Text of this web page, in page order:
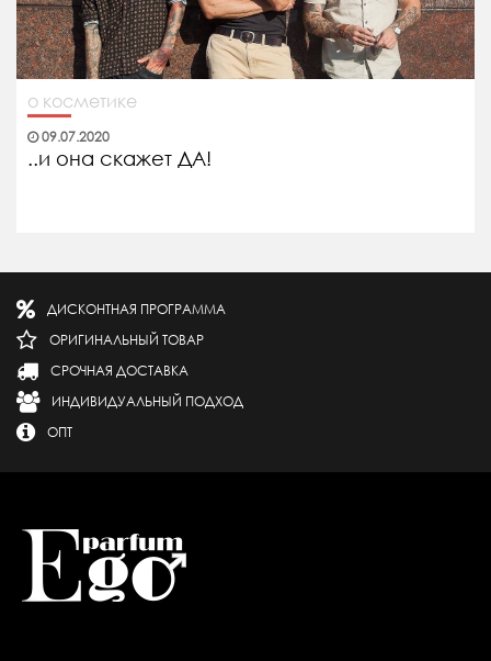
о косметике
09.07.2020
..и она скажет ДА!
ДИСКОНТНАЯ ПРОГРАММА
ОРИГИНАЛЬНЫЙ ТОВАР
СРОЧНАЯ ДОСТАВКА
ИНДИВИДУАЛЬНЫЙ ПОДХОД
ОПТ